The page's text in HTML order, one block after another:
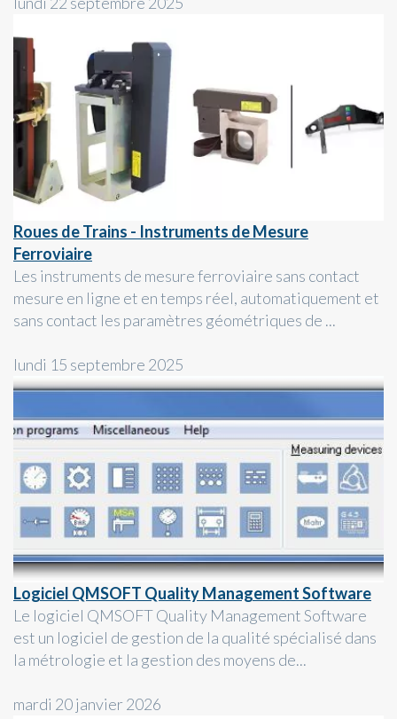
Roues de Trains - Instruments de Mesure
Ferroviaire
Les instruments de mesure ferroviaire sans contact
mesure en ligne et en temps réel, automatiquement et
sans contact les paramètres géométriques de ...
lundi 15 septembre 2025
Logiciel QMSOFT Quality Management Software
Le logiciel QMSOFT Quality Management Software
est un logiciel de gestion de la qualité spécialisé dans
la métrologie et la gestion des moyens de...
mardi 20 janvier 2026